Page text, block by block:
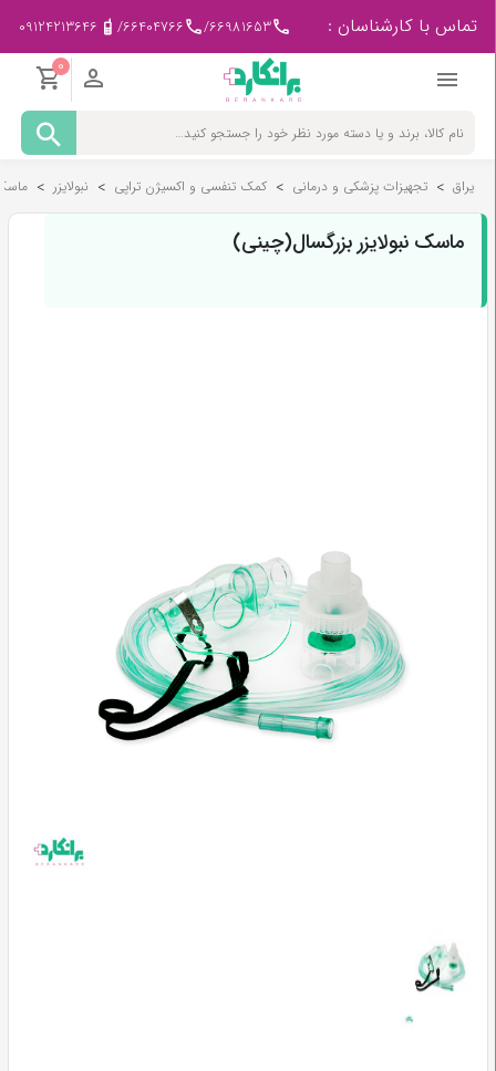
تماس با کارشناسان : 66981653
/
66404766
/
09124213646
0
مادر
کودک
پزشکی
-
ورزشی
محیطی
و
درمانی
یراق > تجهیزات پزشکی و درمانی > کمک تنفسی و اکسیژن تراپی > نبولایزر >
ماسک نبولایزر بزرگسال(چینی)